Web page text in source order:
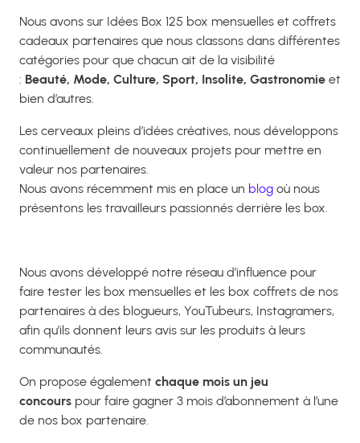
Nous avons sur Idées Box 125 box mensuelles et coffrets
cadeaux partenaires que nous classons dans différentes
catégories pour que chacun ait de la visibilité
: Beauté, Mode, Culture, Sport, Insolite, Gastronomie et
bien d’autres.
Les cerveaux pleins d’idées créatives, nous développons
continuellement de nouveaux projets pour mettre en
valeur nos partenaires.
Nous avons récemment mis en place un blog où nous
présentons les travailleurs passionnés derrière les box.
Nous avons développé notre réseau d’influence pour
faire tester les box mensuelles et les box coffrets de nos
partenaires à des blogueurs, YouTubeurs, Instagramers,
afin qu’ils donnent leurs avis sur les produits à leurs
communautés.
On propose également chaque mois un jeu
concours pour faire gagner 3 mois d’abonnement à l’une
de nos box partenaire.